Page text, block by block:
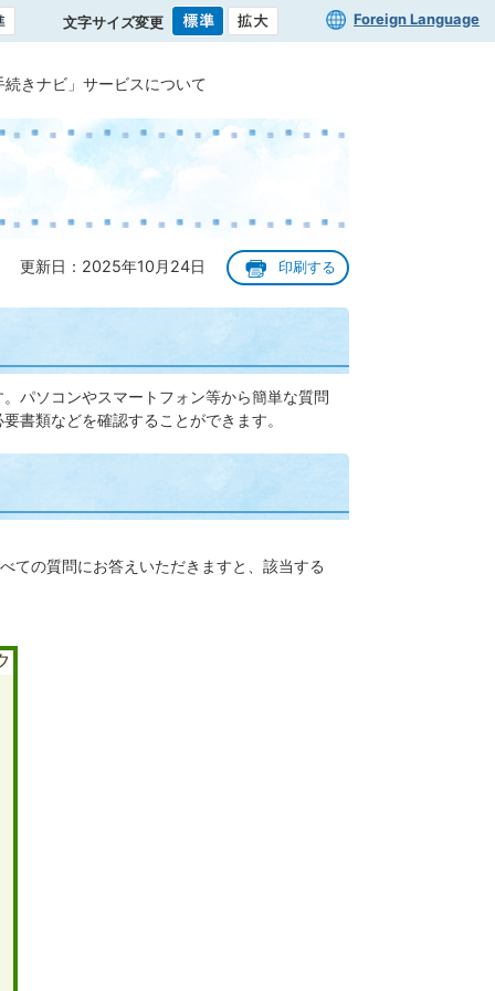
文字サイズ変更 Foreign Language
続きナビ」サービスについて
更新日：2025年10月24日 印刷する
パソコンやスマートフォン等から簡単な質問
書類などを確認することができます。
ての質問にお答えいただきますと、該当する